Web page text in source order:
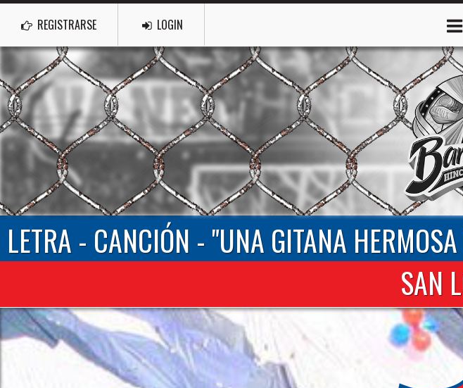
REGISTRARSE LOGIN
LETRA - CANCIÓN - "UNA GITANA
SAN